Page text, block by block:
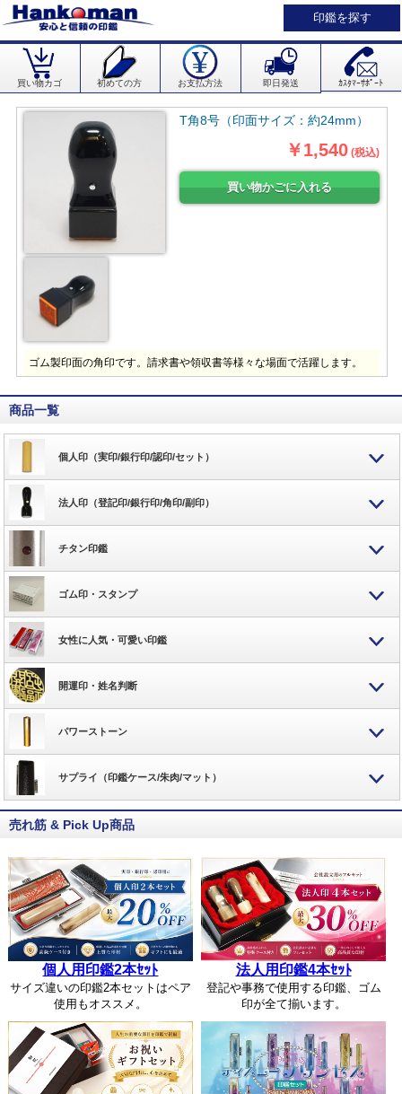
印鑑を探す
買い物カゴ 初めての方 お支払方法 即日発送 ｶｽﾀﾏｰｻﾎﾟｰﾄ
T角8号（印面サイズ：約24mm）
￥1,540 (税込)
ゴム製印面の角印です。請求書や領収書等様々な場面で活躍します。
商品一覧
個人印（実印/銀行印/認印/セット）
法人印（登記印/銀行印/角印/副印）
チタン印鑑
ゴム印・スタンプ
女性に人気・可愛い印鑑
開運印・姓名判断
パワーストーン
サプライ（印鑑ケース/朱肉/マット）
売れ筋 & Pick Up商品
個人用印鑑2本ｾｯﾄ
サイズ違いの印鑑2本セットはペア
使用もオススメ。
法人用印鑑4本ｾｯﾄ
登記や事務で使用する印鑑、ゴム
印が全て揃います。